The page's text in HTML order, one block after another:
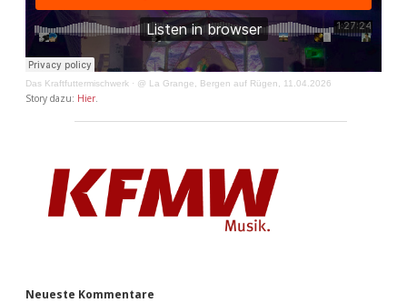
Das Kraftfuttermischwerk · @ La Grange, Bergen auf Rügen, 11.04.2026
Story dazu: Hier.
Neueste Kommentare